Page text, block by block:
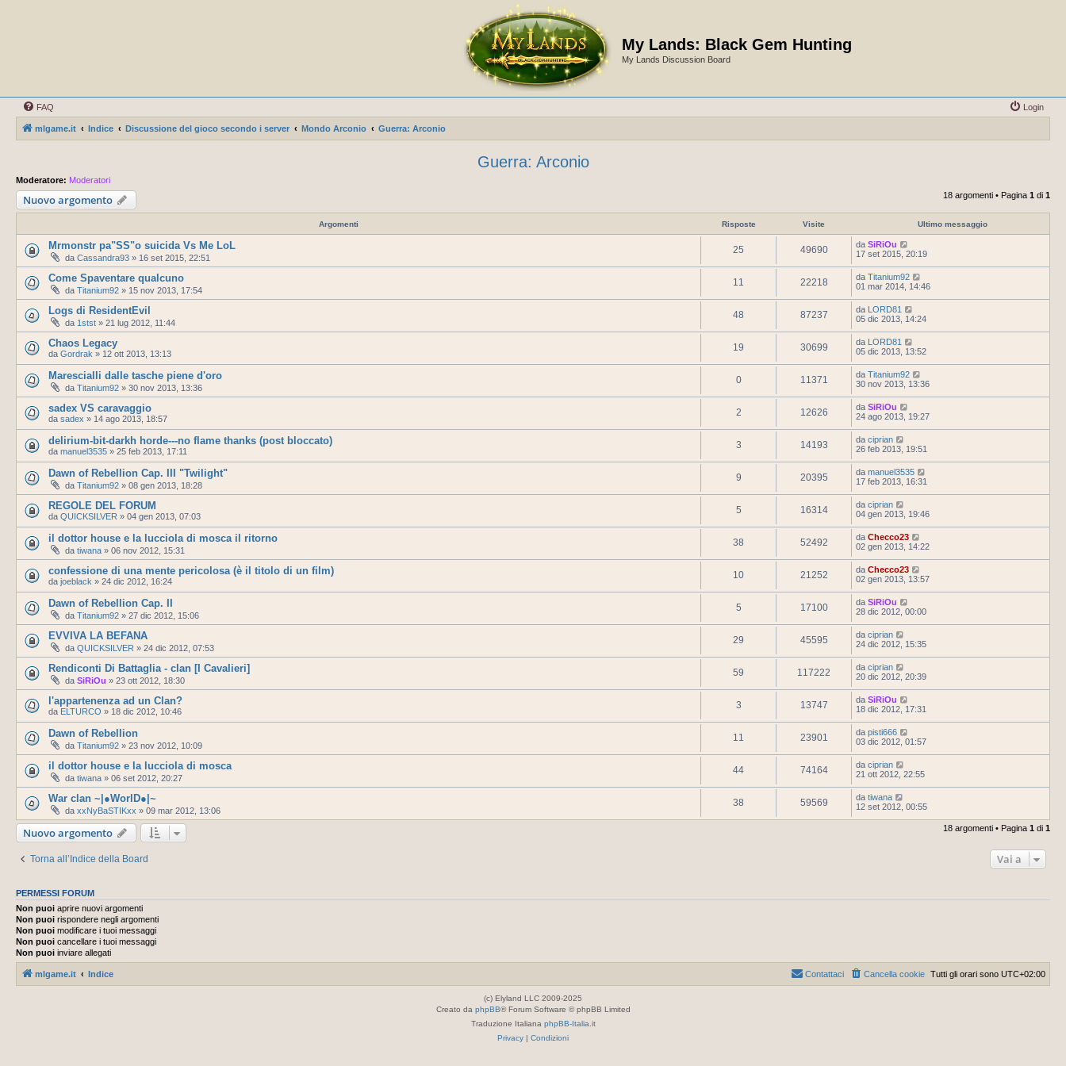
My Lands: Black Gem Hunting
My Lands Discussion Board
FAQ Login
mlgame.it Indice Discussione del gioco secondo i server Mondo Arconio Guerra: Arconio
Guerra: Arconio
Moderatore: Moderatori
Nuovo argomento 18 argomenti • Pagina 1 di 1
Argomenti Risposte Visite Ultimo messaggio
Mrmonstr pa"SS"o suicida Vs Me LoL
da Cassandra93 » 16 set 2015, 22:51
25 49690 da SiRiOu
17 set 2015, 20:19
Come Spaventare qualcuno
da Titanium92 » 15 nov 2013, 17:54
11 22218 da Titanium92
01 mar 2014, 14:46
Logs di ResidentEvil
da 1stst » 21 lug 2012, 11:44
48 87237 da LORD81
05 dic 2013, 14:24
Chaos Legacy
da Gordrak » 12 ott 2013, 13:13
19 30699 da LORD81
05 dic 2013, 13:52
Marescialli dalle tasche piene d'oro
da Titanium92 » 30 nov 2013, 13:36
0 11371 da Titanium92
30 nov 2013, 13:36
sadex VS caravaggio
da sadex » 14 ago 2013, 18:57
2 12626 da SiRiOu
24 ago 2013, 19:27
delirium-bit-darkh horde---no flame thanks (post bloccato)
da manuel3535 » 25 feb 2013, 17:11
3 14193 da ciprian
26 feb 2013, 19:51
Dawn of Rebellion Cap. III "Twilight"
da Titanium92 » 08 gen 2013, 18:28
9 20395 da manuel3535
17 feb 2013, 16:31
REGOLE DEL FORUM
da QUICKSILVER » 04 gen 2013, 07:03
5 16314 da ciprian
04 gen 2013, 19:46
il dottor house e la lucciola di mosca il ritorno
da tiwana » 06 nov 2012, 15:31
38 52492 da Checco23
02 gen 2013, 14:22
confessione di una mente pericolosa (è il titolo di un film)
da joeblack » 24 dic 2012, 16:24
10 21252 da Checco23
02 gen 2013, 13:57
Dawn of Rebellion Cap. II
da Titanium92 » 27 dic 2012, 15:06
5 17100 da SiRiOu
28 dic 2012, 00:00
EVVIVA LA BEFANA
da QUICKSILVER » 24 dic 2012, 07:53
29 45595 da ciprian
24 dic 2012, 15:35
Rendiconti Di Battaglia - clan [I Cavalieri]
da SiRiOu » 23 ott 2012, 18:30
59 117222 da ciprian
20 dic 2012, 20:39
l'appartenenza ad un Clan?
da ELTURCO » 18 dic 2012, 10:46
3 13747 da SiRiOu
18 dic 2012, 17:31
Dawn of Rebellion
da Titanium92 » 23 nov 2012, 10:09
11 23901 da pisti666
03 dic 2012, 01:57
il dottor house e la lucciola di mosca
da tiwana » 06 set 2012, 20:27
44 74164 da ciprian
21 ott 2012, 22:55
War clan ~|●WorlD●|~
da xxNyBaSTIKxx » 09 mar 2012, 13:06
38 59569 da tiwana
12 set 2012, 00:55
Nuovo argomento 18 argomenti • Pagina 1 di 1
Torna all’Indice della Board Vai a
PERMESSI FORUM
Non puoi aprire nuovi argomenti
Non puoi rispondere negli argomenti
Non puoi modificare i tuoi messaggi
Non puoi cancellare i tuoi messaggi
Non puoi inviare allegati
mlgame.it Indice Tutti gli orari sono UTC+02:00
Cancella cookie
Contattaci
(c) Elyland LLC 2009-2025
Creato da phpBB® Forum Software © phpBB Limited
Traduzione Italiana phpBB-Italia.it
Privacy | Condizioni